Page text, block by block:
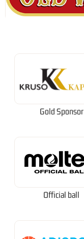
Gold Sponsor
Official ball